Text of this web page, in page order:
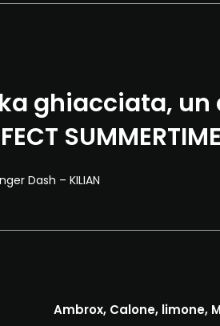
ghiacciata,
SUMMERTIME
Dash – KILIAN
Ambrox, Calone, limone,